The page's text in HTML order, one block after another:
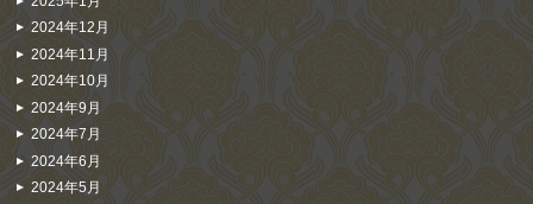
2024年12月
2024年11月
2024年10月
2024年9月
2024年7月
2024年6月
2024年5月